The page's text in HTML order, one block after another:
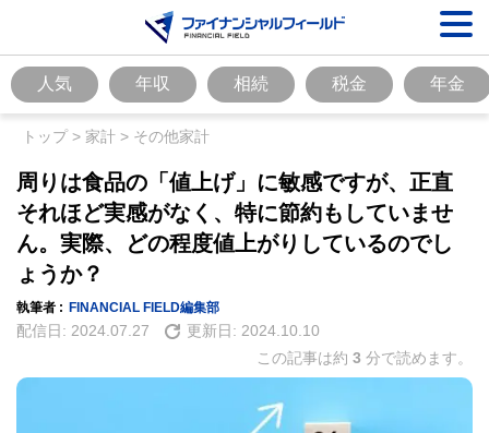
人気 年収 相続 税金 年金
トップ> 家計 > その他家計
周りは食品の「値上げ」に敏感ですが、正直
それほど実感がなく、特に節約もしていませ
ん。実際、どの程度値上がりしているのでし
ょうか？
執筆者 : FINANCIAL FIELD編集部
配信日: 2024.07.27 更新日: 2024.10.10
この記事は約 3 分で読めます。